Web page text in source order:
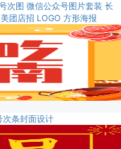
次图 微信公众号图片套装 长
美团店招 LOGO 方形海报
次条封面设计